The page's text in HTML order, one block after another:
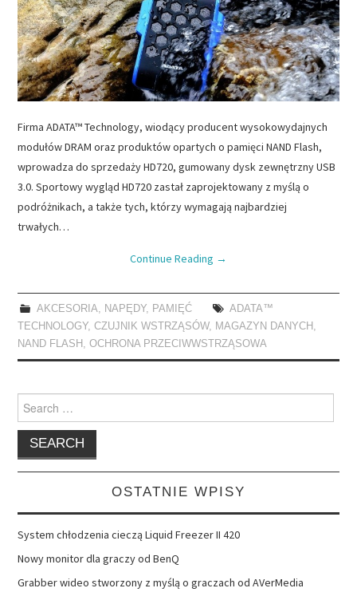
Firma ADATA™ Technology, wiodący producent wysokowydajnych
modułów DRAM oraz produktów opartych o pamięci NAND Flash,
wprowadza do sprzedaży HD720, gumowany dysk zewnętrzny USB
3.0. Sportowy wygląd HD720 zastał zaprojektowany z myślą o
podróżnikach, a także tych, którzy wymagają najbardziej
trwałych…
Continue Reading →
AKCESORIA, NAPĘDY, PAMIĘĆ
ADATA™
TECHNOLOGY,CZUJNIK WSTRZĄSÓW, MAGAZYN DANYCH ,
NAND FLASH ,OCHRONA PRZECIWWSTRZĄSOWA
Search
for:
OSTATNIE WPISY
System chłodzenia cieczą Liquid Freezer II 420
Nowy monitor dla graczy od BenQ
Grabber wideo stworzony z myślą o graczach od AVerMedia